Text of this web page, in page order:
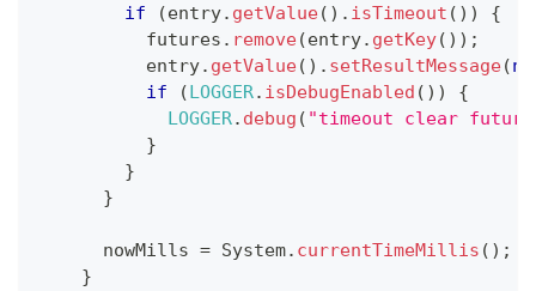
if
(entry. getValue( ) . isTimeout ( ) )
{
          futures
. remove(entry. getKey( ) ) ;
          entry
. getValue( ) . setResultMessage(
if
(LOGGER. isDebugEnabled ( ) )
{
LOGGER. debug ( "timeout clear
}
}
}
      nowMills
= System. currentTimeMillis ( ) ;
}